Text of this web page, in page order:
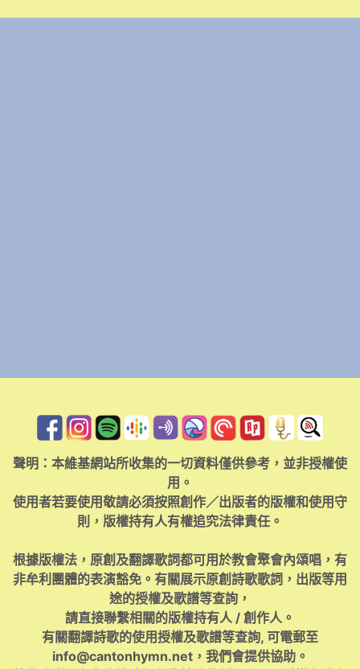
聲明：本維基網站所收集的一切資料僅供參考，並非授權使
用。
使用者若要使用敬請必須按照創作／出版者的版權和使用守
則，版權持有人有權追究法律責任。
根據版權法，原創及翻譯歌詞都可用於教會聚會內頌唱，有
非牟利團體的表演豁免。有關展示原創詩歌歌詞，出版等用
途的授權及歌譜等查詢，
請直接聯繫相關的版權持有人 / 創作人。
有關翻譯詩歌的使用授權及歌譜等查詢, 可電郵至
info@cantonhymn.net，我們會提供協助。